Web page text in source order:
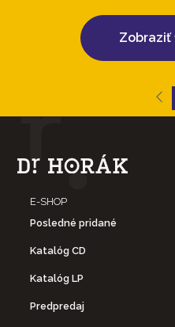
Zobraziť
E-SHOP
Posledné pridané
Katalóg CD
Katalóg LP
Predpredaj